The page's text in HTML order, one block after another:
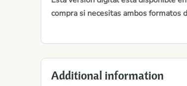
compra si necesitas ambos
Additional information